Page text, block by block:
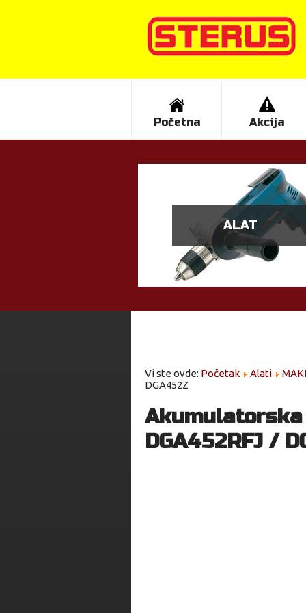
Početna Akcija
ALAT
Vi ste ovde: Početak Alati
DGA452Z
DGA452RFJ /